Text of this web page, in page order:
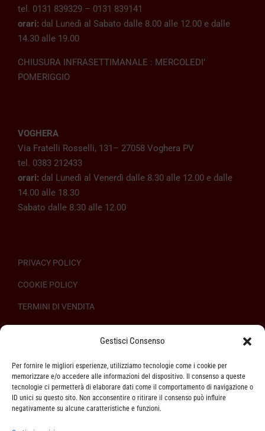
Gestisci Consenso
Per fornire le migliori esperienze, utilizziamo tecnologie come i cookie per
memorizzare e/o accedere alle informazioni del dispositivo. Il consenso a queste
tecnologie ci permetterà di elaborare dati come il comportamento di navigazione o
ID unici su questo sito. Non acconsentire o ritirare il consenso può influire
negativamente su alcune caratteristiche e funzioni.
tel. 0131 839329 – 0131 839141
orari: dal Lunedì al Sabato dalle 8.00 alle 12.00 e dalle
14.30 alle 19.00
CHIUSURA INFRASETTIMANALE : MERCOLEDI’
POMERIGGIO
VOGHERA
Via Fratelli Rosselli, 131– 27058 Voghera PV
tel. 0383 212433
orari: dal Lunedì al Venerdì dalle 8.30 alle 12.00 e dalle
14.00 alle 18.30
Sabato dalle 8.30 alle 12.00
PRIVACY POLICY
COOKIE POLICY
TERMINI DI VENDITA
ASSISTENZA CLIENTI